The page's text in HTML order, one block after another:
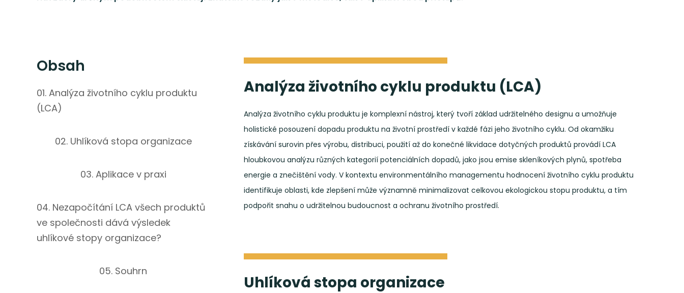
Obsah
01. Analýza životního cyklu produktu
(LCA)
02. Uhlíková stopa organizace
03. Aplikace v praxi
04. Nezapočítání LCA všech produktů
ve společnosti dává výsledek
uhlíkové stopy organizace?
05. Souhrn
Analýza životního cyklu produktu (LCA)
Analýza životního cyklu produktu je komplexní nástroj, který tvoří základ udržitelného designu a umožňuje
holistické posouzení dopadu produktu na životní prostředí v každé fázi jeho životního cyklu. Od okamžiku
získávání surovin přes výrobu, distribuci, použití až do konečné likvidace dotyčných produktů provádí LCA
hloubkovou analýzu různých kategorií potenciálních dopadů, jako jsou emise skleníkových plynů, spotřeba
energie a znečištění vody. V kontextu environmentálního managementu hodnocení životního cyklu produktu
identifikuje oblasti, kde zlepšení může významně minimalizovat celkovou ekologickou stopu produktu, a tím
podpořit snahu o udržitelnou budoucnost a ochranu životního prostředí.
Uhlíková stopa organizace